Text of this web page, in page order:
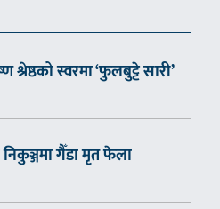
स्वरमा ‘फुलबुट्टे सारी’
गैँडा मृत फेला